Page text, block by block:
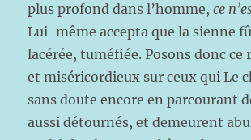
plus profond dans l’homme,ce
Lui-même accepta que la sienne
lacérée, tuméfiée. Posons donc ce
et miséricordieux sur ceux qui Le
sans doute encore en parcourant
aussi détournés, et demeurent